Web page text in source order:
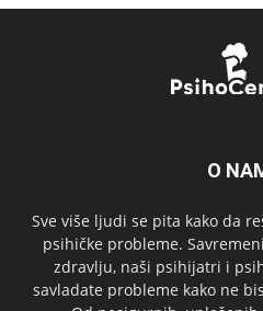
O
Sve više ljudi se pita kako da
psihičke probleme.
zdravlju, naši psihijatri i
savladate probleme kako ne